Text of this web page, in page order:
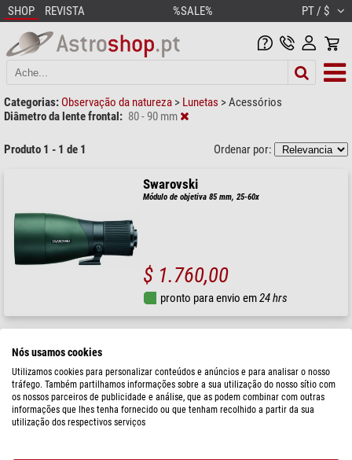
SHOP REVISTA %SALE% PT / $
Categorias: Observação da natureza > Lunetas >Acessórios
Diâmetro da lente frontal: 80 - 90 mm
Produto 1 - 1 de 1 Ordenar por:
Swarovski
Módulo de objetiva 85 mm, 25-60x
$ 1.760,00
pronto para envio em24 hrs
Nós usamos cookies
Utilizamos cookies para personalizar conteúdos e anúncios e para analisar o nosso
tráfego. Também partilhamos informações sobre a sua utilização do nosso sítio com
os nossos parceiros de publicidade e análise, que as podem combinar com outras
informações que lhes tenha fornecido ou que tenham recolhido a partir da sua
utilização dos respectivos serviços